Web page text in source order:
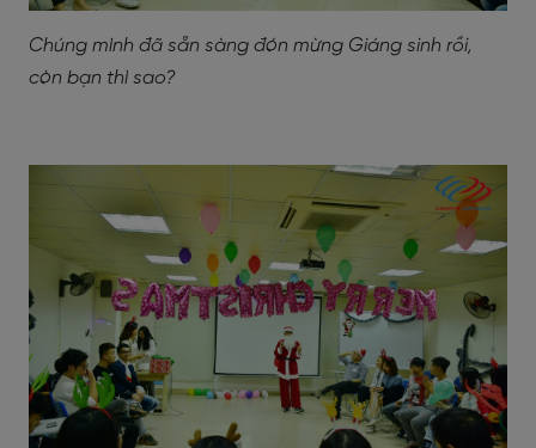
Chúng mình đã sẵn sàng đón mừng Giáng sinh rồi,
còn bạn thì sao?